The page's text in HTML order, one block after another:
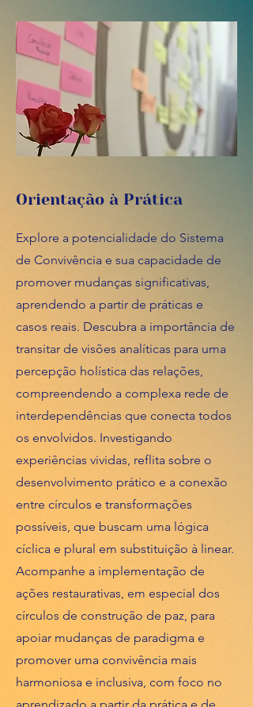
Orientação à Prática
Explore a potencialidade do Sistema
de Convivência e sua capacidade de
promover mudanças significativas,
aprendendo a partir de práticas e
casos reais. Descubra a importância de
transitar de visões analíticas para uma
percepção holística das relações,
compreendendo a complexa rede de
interdependências que conecta todos
os envolvidos. Investigando
experiências vividas, reflita sobre o
desenvolvimento prático e a conexão
entre círculos e transformações
possíveis, que buscam uma lógica
cíclica e plural em substituição à linear.
Acompanhe a implementação de
ações restaurativas, em especial dos
círculos de construção de paz, para
apoiar mudanças de paradigma e
promover uma convivência mais
harmoniosa e inclusiva, com foco no